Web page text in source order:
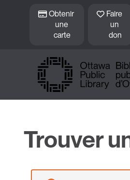
Obtenir
une
carte
Faire
un
don
Trouver